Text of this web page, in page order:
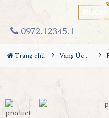
0972.12345.1
Trang chủ Vang Úc - Australia